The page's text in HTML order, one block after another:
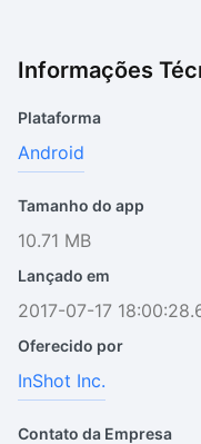
Informações
Plataforma
Android
Tamanho do app
10.71 MB
Lançado em
2017-07-17
Oferecido por
InShot Inc.
Contato da Empresa